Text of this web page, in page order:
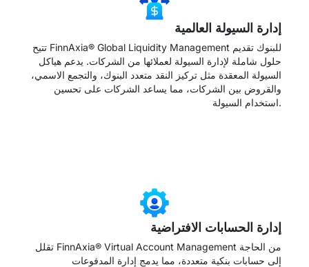
إدارة السيولة العالمية
تتيح FinnAxia® Global Liquidity Management للبنوك تقديم
حلول شاملة لإدارة السيولة لعملائها من الشركات. يدعم هياكل
السيولة المعقدة مثل تركيز النقد متعدد البنوك، والتجمع الاسمي،
والقروض بين الشركات، مما يساعد الشركات على تحسين
استخدام السيولة.
إدارة الحسابات الافتراضية
تقلل FinnAxia® Virtual Account Management من الحاجة
إلى حسابات بنكية متعددة، مما يدمج إدارة المدفوعات